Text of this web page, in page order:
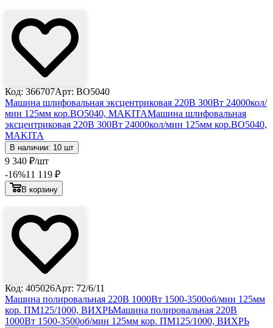
Код: 366707Арт: BO5040
Машина шлифовальная эксцентриковая 220В 300Вт 24000кол/
мин 125мм кор.BO5040, MAKITAМашина шлифовальная
эксцентриковая 220В 300Вт 24000кол/мин 125мм кор.BO5040,
MAKITA
В наличии: 10 шт
9 340 ₽/шт
-16%11 119 ₽
В корзину
Код: 405026Арт: 72/6/11
Машина полировальная 220В 1000Вт 1500-3500об/мин 125мм
кор. ПМ125/1000, ВИХРЬМашина полировальная 220В
1000Вт 1500-3500об/мин 125мм кор. ПМ125/1000, ВИХРЬ